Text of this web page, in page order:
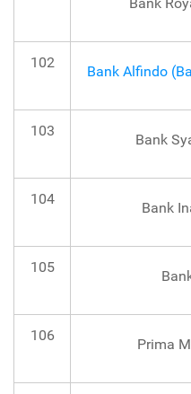
102
Bank Alfindo
103
Bank
104
Bank
105
106
Prima